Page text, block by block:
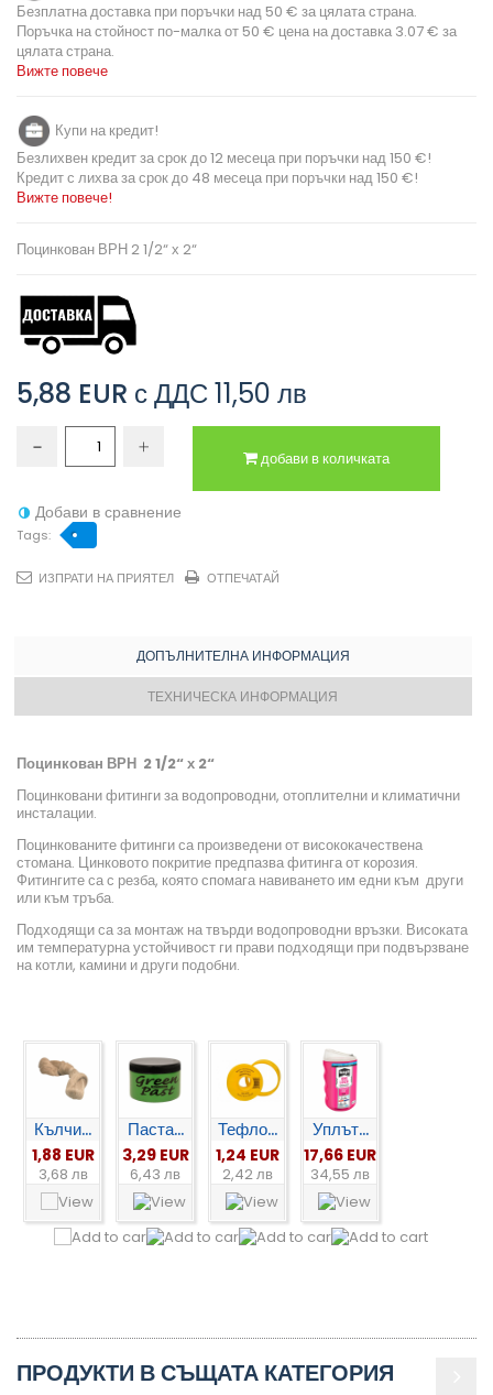
Безплатна доставка при поръчки над 50 € за цялата страна.
Поръчка на стойност по-малка от 50 € цена на доставка 3.07 € за
цялата страна.
Вижте повече
Купи на кредит!
Безлихвен кредит за срок до 12 месеца при поръчки над 150 €!
Кредит с лихва за срок до 48 месеца при поръчки над 150 €!
Вижте повече!
Поцинкован ВРН 2 1/2“ х 2“
5,88 EUR с ДДС 11,50 лв
добави в количката
Добави в сравнение
Tags:
ИЗПРАТИ НА ПРИЯТЕЛ ОТПЕЧАТАЙ
ДОПЪЛНИТЕЛНА ИНФОРМАЦИЯ
ТЕХНИЧЕСКА ИНФОРМАЦИЯ
Поцинкован ВРН 2 1/2“ х 2“
Поцинковани фитинги за водопроводни, отоплителни и климатични
инсталации.
Поцинкованите фитинги са произведени от висококачествена
стомана. Цинковото покритие предпазва фитинга от корозия.
Фитингите са с резба, която спомага навиването им едни към други
или към тръба.
Подходящи са за монтаж на твърди водопроводни връзки. Високата
им температурна устойчивост ги прави подходящи при подвързване
на котли, камини и други подобни.
Кълчи...
1,88 EUR
3,68 лв
Паста...
3,29 EUR
6,43 лв
Тефло...
1,24 EUR
2,42 лв
Уплът...
17,66 EUR
34,55 лв
ПРОДУКТИ В СЪЩАТА КАТЕГОРИЯ